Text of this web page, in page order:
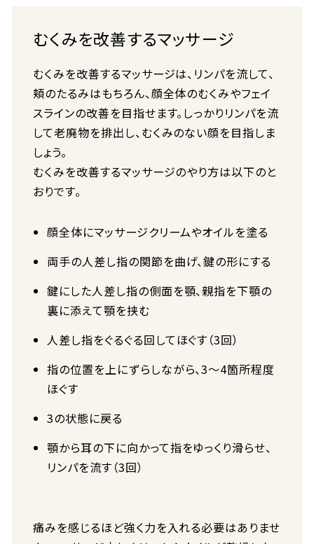
むくみを改善するマッサージ
むくみを改善するマッサージは、リンパを流して、
頬のたるみはもちろん、顔全体のむくみやフェイ
スラインの改善を目指せます。しっかりリンパを流
して老廃物を排出し、むくみのない顔を目指しま
しょう。
むくみを改善するマッサージのやり方は以下のと
おりです。
顔全体にマッサージクリームやオイルを塗る
両手の人差し指の関節を曲げ、鍵の形にする
鍵にした人差し指の側面を顎、親指を下顎の
裏に添えて顎を挟む
人差し指をぐるぐる回してほぐす（3回）
指の位置を上にずらしながら、3〜4箇所程度
ほぐす
3の状態に戻る
顎から耳の下に向かって指をゆっくり滑らせ、
リンパを流す（3回）
痛みを感じるほど強く力を入れる必要はありませ